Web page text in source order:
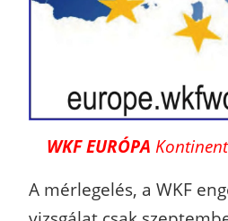
WKF EURÓPA
A mérlegelés, a WKF